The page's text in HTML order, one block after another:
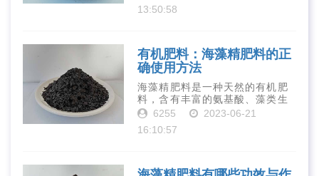
是作为一种新型的有机肥料，壳
13:50:58
有机肥料：海藻精肥料的正
确使用方法
海藻精肥料是一种天然的有机肥
料，含有丰富的氨基酸、藻类生
长素、维生素、微量元素、蛋白
力、促进植物生长、增强植物抗
6255
2023-06-21
16:10:57